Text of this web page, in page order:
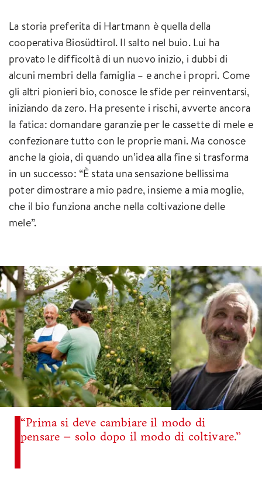
La storia preferita di Hartmann è quella della
cooperativa Biosüdtirol. Il salto nel buio. Lui ha
provato le difficoltà di un nuovo inizio, i dubbi di
alcuni membri della famiglia – e anche i propri. Come
gli altri pionieri bio, conosce le sfide per reinventarsi,
iniziando da zero. Ha presente i rischi, avverte ancora
la fatica: domandare garanzie per le cassette di mele e
confezionare tutto con le proprie mani. Ma conosce
anche la gioia, di quando un’idea alla fine si trasforma
in un successo: “È stata una sensazione bellissima
poter dimostrare a mio padre, insieme a mia moglie,
che il bio funziona anche nella coltivazione delle
mele”.
“Prima si deve cambiare il modo di
pensare – solo dopo il modo di coltivare.”